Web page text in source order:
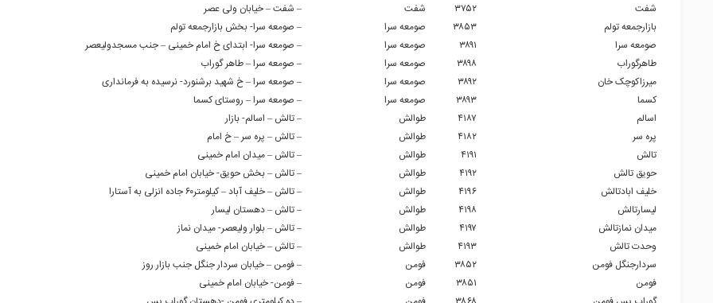
شفت
۳۷۵۲ شفت
– شفت – خیابان ولی عصر
بازارجمعه تولم
۳۸۵۳ صومعه سرا
– صومعه سرا- بخش بازارجمعه تولم
صومعه سرا
۳۸۹۱ صومعه سرا
– صومعه سرا- ابتدای خ امام خمینی – جنب مسجدولیعصر
طاهرگوراب
۳۸۹۸ صومعه سرا
– صومعه سرا – طاهر گوراب
میرزاکوچک خان
۳۸۹۲ صومعه سرا
– صومعه سرا – خ شهید برشنورد- نرسیده به فرمانداری
کسما
۳۸۹۳ صومعه سرا
– صومعه سرا – روستای کسما
اسالم
۴۱۸۷ طوالش
– تالش – اسالم- بازار
پره سر
۴۱۸۲ طوالش
– تالش – پره سر – خ امام
تالش
۴۱۹۱ طوالش
– تالش – میدان امام خمینی
حویق تالش
۴۱۹۲ طوالش
– تالش – بخش حویق- خیابان امام خمینی
خلیف ابادتالش
۴۱۹۶ طوالش
– تالش – خلیف آباد – کیلومتر۶۰ جاده انزلی به آستارا
لیسارتالش
۴۱۹۸ طوالش
– تالش – دهستان لیسار
میدان نمازتالش
۴۱۹۷ طوالش
– تالش – بلوار ولیعصر- میدان نماز
وحدت تالش
۴۱۹۳ طوالش
– تالش – خیابان امام خمینی
سردارجنگل فومن
۳۸۵۲ فومن
– فومن – خیابان سردار جنگل جنب بازار روز
فومن
۳۸۵۱ فومن
– فومن- خیابان امام خمینی